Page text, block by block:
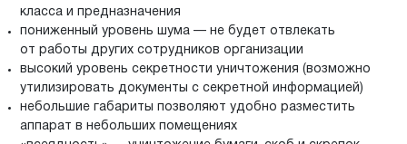
класса и предназначения
пониженный уровень шума — не будет отвлекать
от работы других сотрудников организации
высокий уровень секретности уничтожения (возможно
утилизировать документы с секретной информацией)
небольшие габариты позволяют удобно разместить
аппарат в небольших помещениях